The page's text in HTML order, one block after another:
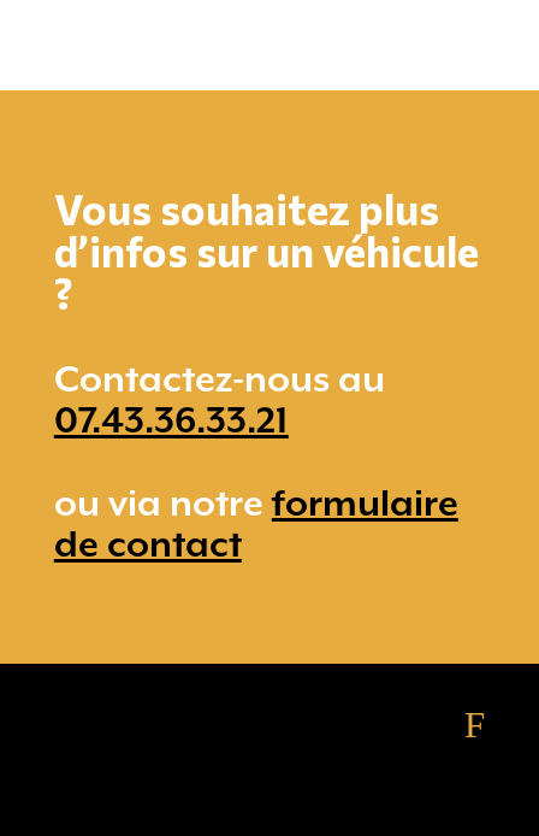
Vous souhaitez plus
d’infos sur un véhicule
?
Contactez-nous au
07.43.36.33.21
ou via notreformulaire
de contact
F